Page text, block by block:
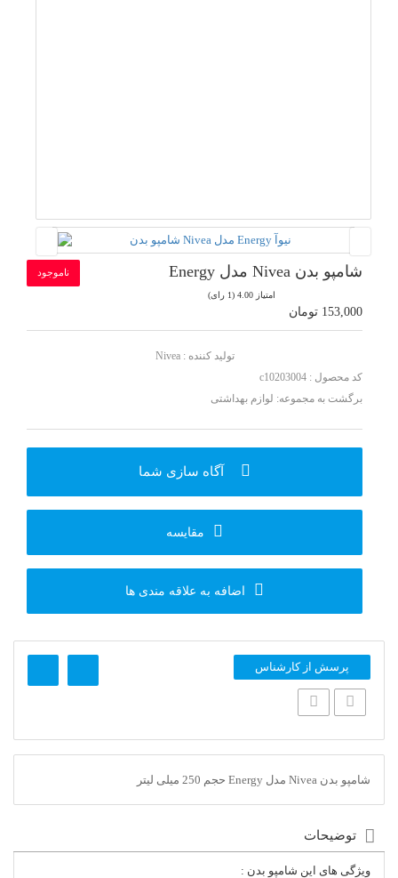
شامپو بدن Nivea مدل Energy ناموجود
امتیاز 4.00 (1 رای)
153,000 تومان
تولید کننده : Nivea
کد محصول : c10203004
برگشت به مجموعه: لوازم بهداشتی
آگاه سازی شما
مقایسه
اضافه به علاقه مندی ها
پرسش از کارشناس
شامپو بدن Nivea مدل Energy حجم 250 میلی لیتر
توضیحات
ویژگی های این شامپو بدن :